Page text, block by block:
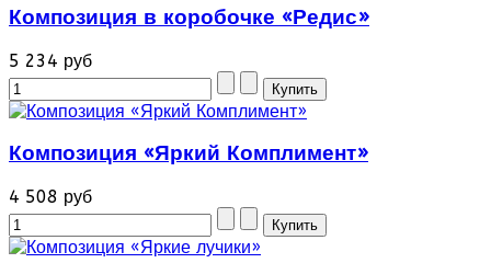
Композиция в коробочке «Редис»
5 234 руб
Композиция «Яркий Комплимент»
4 508 руб